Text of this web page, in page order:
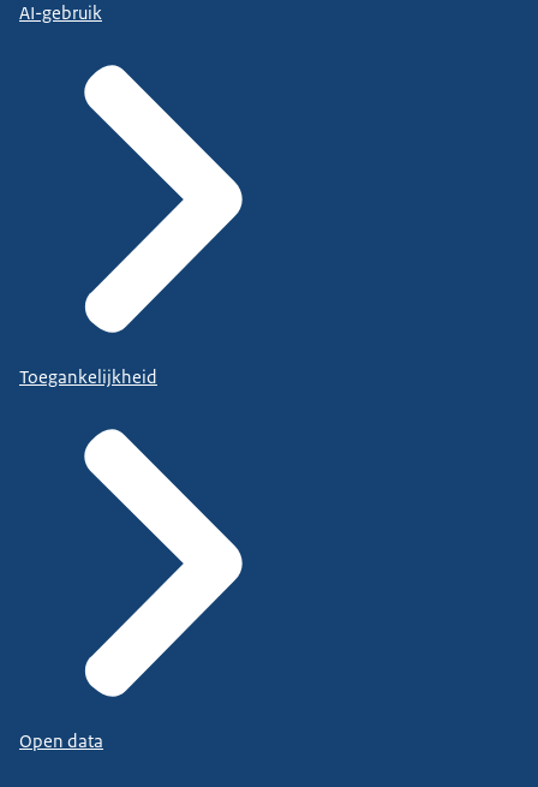
AI-gebruik
Toegankelijkheid
Open data